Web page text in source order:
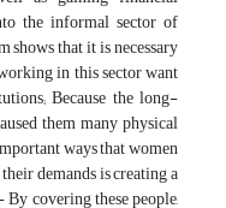
the informal sector of
that it is necessary
in this sector want
Because the long-
them many physical
ways that women
demands is creating a
covering these people,